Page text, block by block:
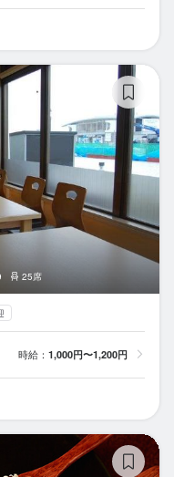
25席
時給： 1,000円〜1,200円